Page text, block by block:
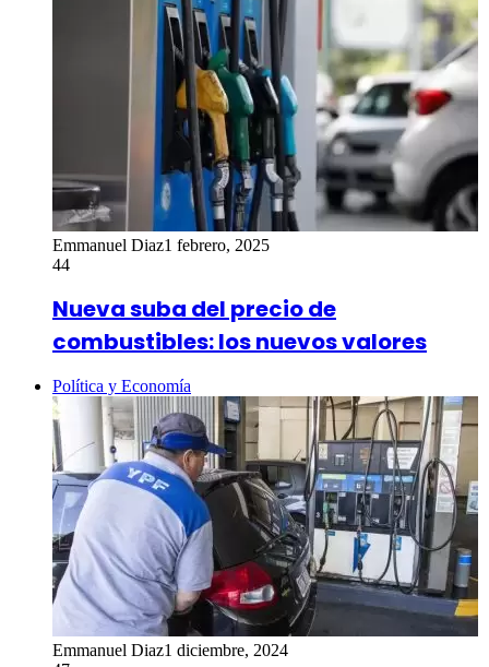
Emmanuel Diaz1 febrero, 2025
44
Nueva suba del precio de
combustibles: los nuevos valores
Política y Economía
Emmanuel Diaz1 diciembre, 2024